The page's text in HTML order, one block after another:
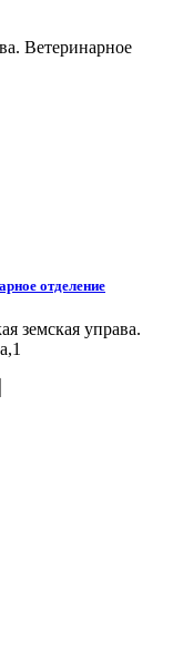
Ветеринарное
отделение
земская управа.